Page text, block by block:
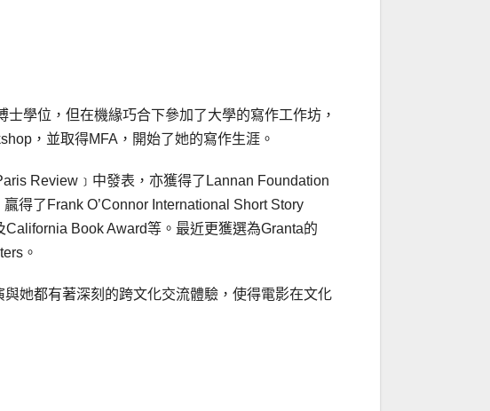
學位，但在機緣巧合下參加了大學的寫作工作坊，
，並取得MFA，開始了她的寫作生涯。
Review﹞中發表，亦獲得了Lannan Foundation
得了Frank O’Connor International Short Story
Book Award等。最近更獲選為Granta的
。
她都有著深刻的跨文化交流體驗，使得電影在文化